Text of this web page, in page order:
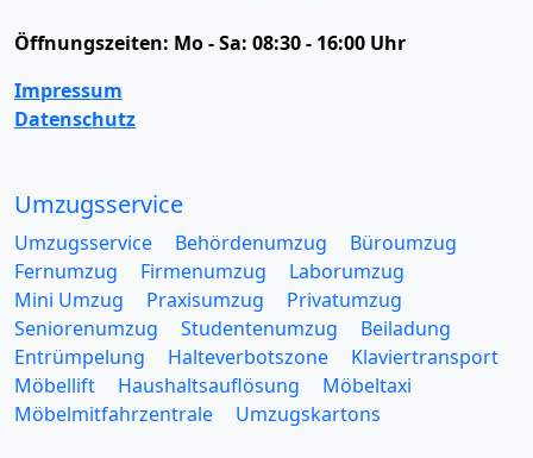
Öffnungszeiten: Mo - Sa: 08:30 - 16:00 Uhr
Impressum
Datenschutz
Umzugsservice
Umzugsservice Behördenumzug
Büroumzug
Fernumzug
Firmenumzug
Laborumzug
Mini Umzug
Praxisumzug
Privatumzug
Seniorenumzug
Studentenumzug
Beiladung
Entrümpelung
Halteverbotszone
Klaviertransport
Möbellift
Haushaltsauflösung
Möbeltaxi
Möbelmitfahrzentrale
Umzugskartons